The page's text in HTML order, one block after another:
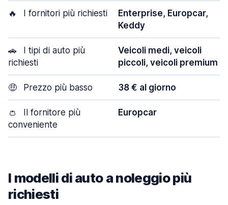
🔥 I fornitori più richiesti
Enterprise, Europcar,
Keddy
🚗
I tipi di auto più
richiesti
Veicoli medi, veicoli
piccoli, veicoli premium
🤑 Prezzo più basso 38 € al giorno
👛
Il fornitore più
conveniente
Europcar
I modelli di auto a noleggio più
richiesti